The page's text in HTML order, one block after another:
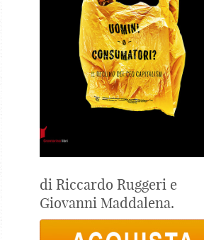
di Riccardo Ruggeri e
Giovanni Maddalena.